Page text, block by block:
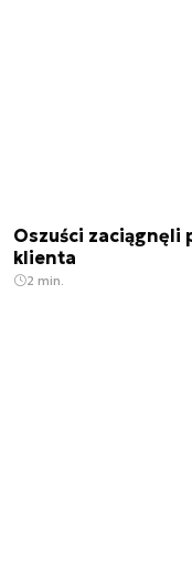
Oszuści zaciągnęli
klienta
2 min.